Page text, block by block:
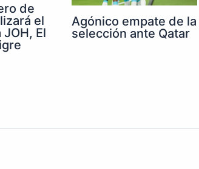
de
el
El
Agónico empate de la
selección ante Qatar